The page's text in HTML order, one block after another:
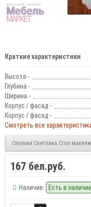
Краткие характеристики
Высота -
Глубина -
Ширина -
Корпус / фасад -
Корпус / фасад -
Смотреть все
Спальня Светлана Стол
167 бел.руб.
Наличие: Есть в наличии